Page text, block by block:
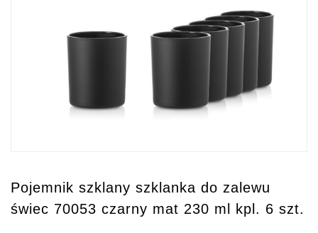
Pojemnik szklany szklanka do zalewu
świec 70053 czarny mat 230 ml kpl. 6 szt.